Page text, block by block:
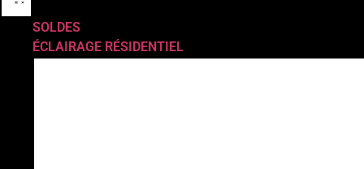
SOLDES
ÉCLAIRAGE RÉSIDENTIEL